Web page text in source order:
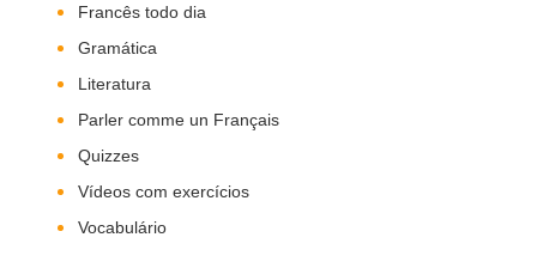
Francês todo dia
Gramática
Literatura
Parler comme un Français
Quizzes
Vídeos com exercícios
Vocabulário